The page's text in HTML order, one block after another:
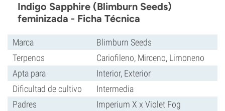
Indigo Sapphire (Blimburn Seeds)
feminizada - Ficha Técnica
Marca
Blimburn Seeds
Terpenos
Cariofileno, Mirceno, Limoneno
Apta para
Interior, Exterior
Dificultad de cultivo
Intermedia
Padres
Imperium X x Violet Fog